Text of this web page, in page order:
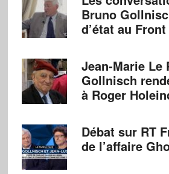
Bruno
d’état au
Jean-Marie Le
Gollnisch
à Roger
Débat sur RT
de l’affaire